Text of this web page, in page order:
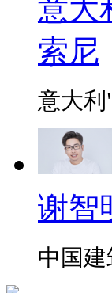
意大
索尼
意大利
谢智
中国